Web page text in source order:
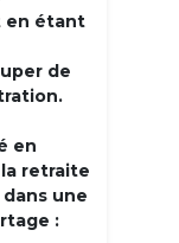
en étant
de
en
retraite
une
: